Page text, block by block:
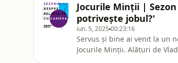
Jocurile Minții |
potrivește jobul?'
iun. 5, 2025 00:23:16
Servus și bine ai venit la un
Jocurile Minții. Alături de